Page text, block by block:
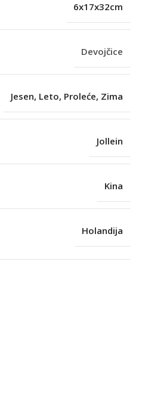
6x17x32cm
Devojčice
Jesen, Leto, Proleće, Zima
Jollein
Kina
Holandija